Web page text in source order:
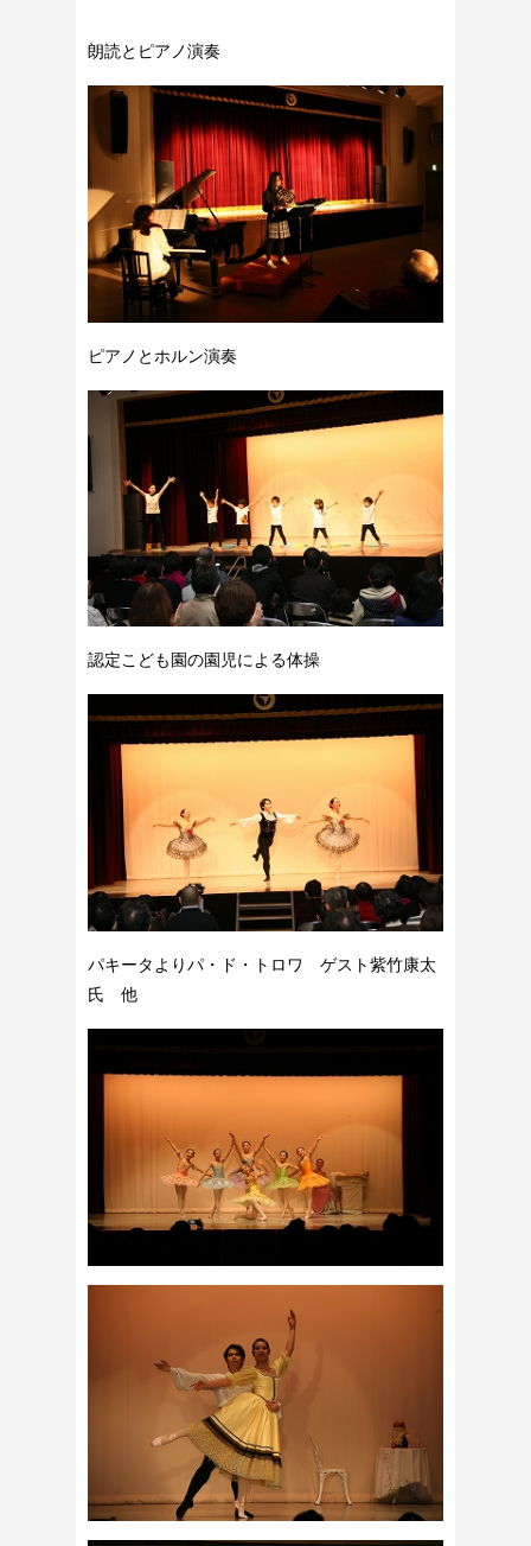
朗読とピアノ演奏
ピアノとホルン演奏
認定こども園の園児による体操
パキータよりパ・ド・トロワ ゲスト紫竹康太
氏 他